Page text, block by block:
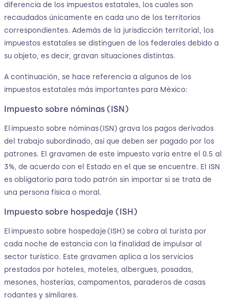
diferencia de los impuestos estatales, los cuales son
recaudados únicamente en cada uno de los territorios
correspondientes. Además de la jurisdicción territorial, los
impuestos estatales se distinguen de los federales debido a
su objeto, es decir, gravan situaciones distintas.
A continuación, se hace referencia a algunos de los
impuestos estatales más importantes para México:
Impuesto sobre nóminas (ISN)
El impuesto sobre nóminas (ISN) grava los pagos derivados
del trabajo subordinado, así que deben ser pagado por los
patrones. El gravamen de este impuesto varía entre el 0.5 al
3%, de acuerdo con el Estado en el que se encuentre. El ISN
es obligatorio para todo patrón sin importar si se trata de
una persona física o moral.
Impuesto sobre hospedaje (ISH)
El impuesto sobre hospedaje(ISH) se cobra al turista por
cada noche de estancia con la finalidad de impulsar al
sector turístico. Este gravamen aplica a los servicios
prestados por hoteles, moteles, albergues, posadas,
mesones, hosterías, campamentos, paraderos de casas
rodantes y similares.